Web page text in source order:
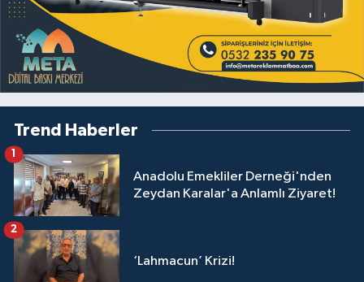
Trend Haberler
Anadolu Emekliler Derneği'nden
Zeydan Karalar'a Anlamlı Ziyaret!
1
‘Lahmacun’ Krizi!
2